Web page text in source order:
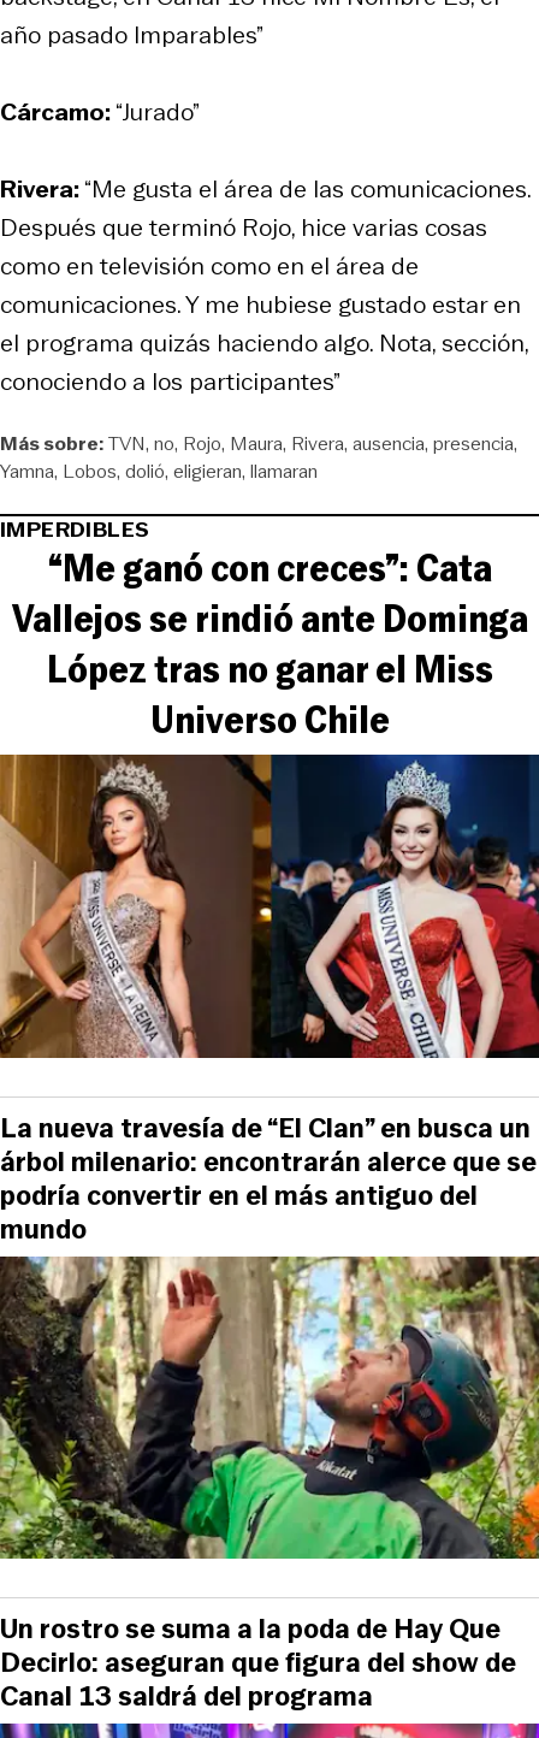
año pasado Imparables”
Cárcamo:“Jurado”
Rivera:“Me gusta el área de las comunicaciones.
Después que terminó Rojo, hice varias cosas
como en televisión como en el área de
comunicaciones. Y me hubiese gustado estar en
el programa quizás haciendo algo. Nota, sección,
conociendo a los participantes”
Más sobre:TVN no Rojo Maura Rivera ausencia presencia
Yamna Lobos dolió eligieran llamaran
IMPERDIBLES
“Me ganó con creces”: Cata
Vallejos se rindió ante Dominga
López tras no ganar el Miss
Universo Chile
La nueva travesía de “El Clan” en busca un
árbol milenario: encontrarán alerce que se
podría convertir en el más antiguo del
mundo
Un rostro se suma a la poda de Hay Que
Decirlo: aseguran que figura del show de
Canal 13 saldrá del programa